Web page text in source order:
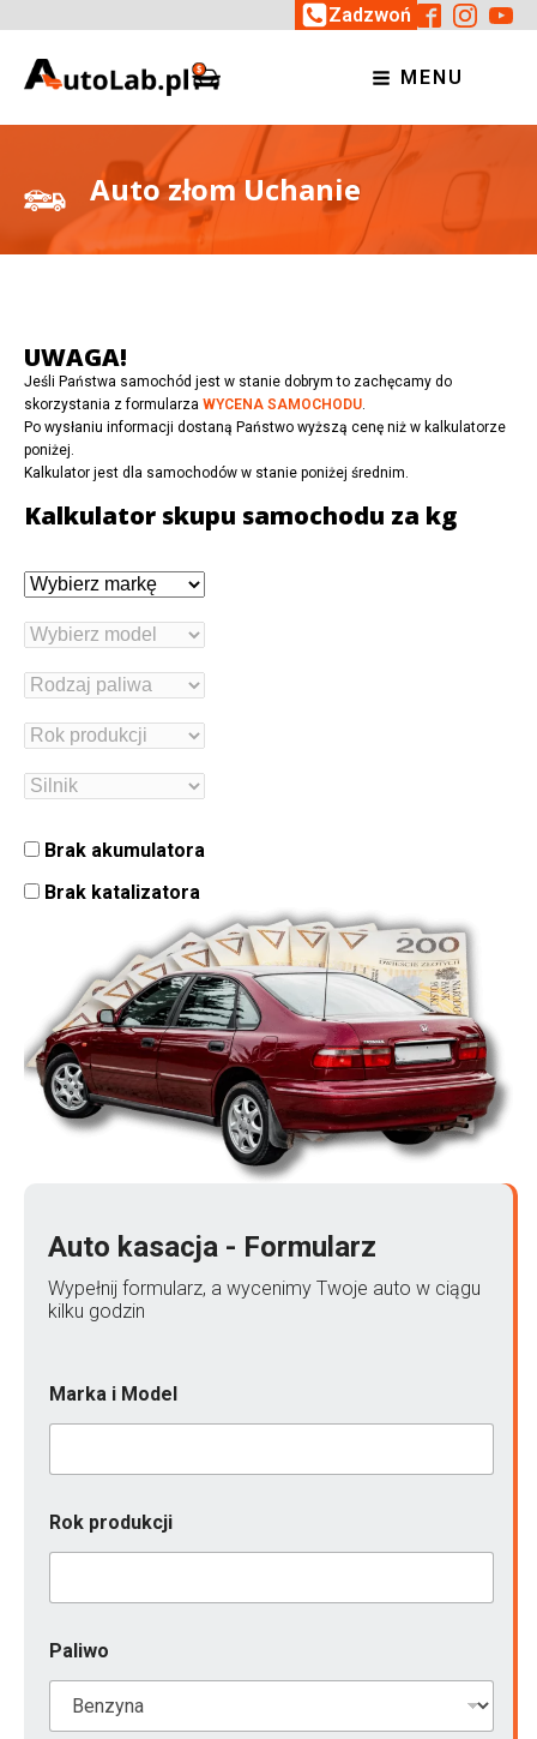
Zadzwoń
MENU
Auto złom Uchanie
UWAGA!
Jeśli Państwa samochód jest w stanie dobrym to zachęcamy do
skorzystania z formularza WYCENA SAMOCHODU.
Po wysłaniu informacji dostaną Państwo wyższą cenę niż w kalkulatorze
poniżej.
Kalkulator jest dla samochodów w stanie poniżej średnim.
Kalkulator skupu samochodu za kg
Brak akumulatora
Brak katalizatora
Auto kasacja - Formularz
Wypełnij formularz, a wycenimy Twoje auto w ciągu
kilku godzin
Marka i Model
Rok produkcji
Paliwo